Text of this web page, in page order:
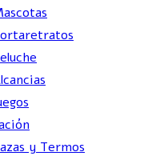
y Termos